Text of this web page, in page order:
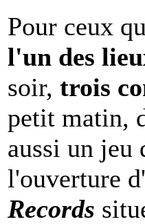
Pour ceux
l'un des
soir, trois
petit matin,
aussi un jeu
l'ouverture
Records